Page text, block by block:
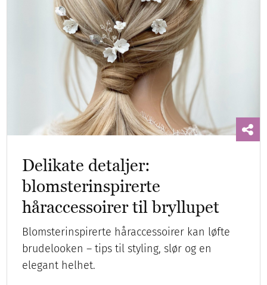
Delikate detaljer:
blomsterinspirerte
håraccessoirer til bryllupet
Blomsterinspirerte håraccessoirer kan løfte
brudelooken – tips til styling, slør og en
elegant helhet.